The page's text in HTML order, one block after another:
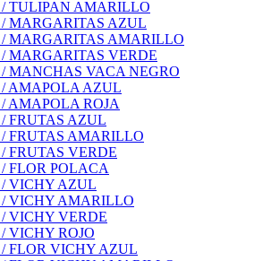
/ TULIPAN AMARILLO
/ MARGARITAS AZUL
/ MARGARITAS AMARILLO
/ MARGARITAS VERDE
/ MANCHAS VACA NEGRO
/ AMAPOLA AZUL
/ AMAPOLA ROJA
/ FRUTAS AZUL
/ FRUTAS AMARILLO
/ FRUTAS VERDE
/ FLOR POLACA
/ VICHY AZUL
/ VICHY AMARILLO
/ VICHY VERDE
/ VICHY ROJO
/ FLOR VICHY AZUL